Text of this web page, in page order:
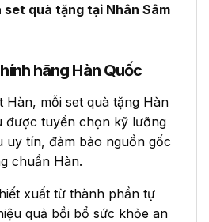
set quà tặng tại Nhân Sâm
hãng Hàn Quốc
Hàn, mỗi set quà tặng Hàn
được tuyển chọn kỹ lưỡng
uy tín, đảm bảo nguồn gốc
chuẩn Hàn.
xuất từ thành phần tự
quả bồi bổ sức khỏe an